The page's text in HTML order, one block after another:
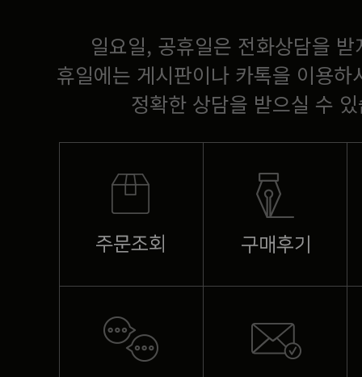
일요일, 공휴일은 전화상담을
휴일에는 게시판이나 카톡을 이용하
정확한 상담을 받으실 수